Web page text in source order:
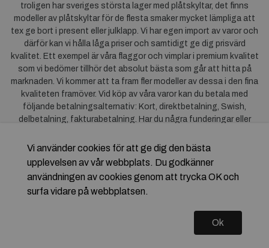
troligen har sveriges största lager med plåtskyltar, det finns
modeller av plåtskyltar för de flesta smaker mycket lämpliga att
tex ge bort i present eller julklapp. Vi har egen import av varor och
därför kan vi hålla låga priser och samtidigt ge dig prisvärd
kvalitet. Ett exempel är våra flaggor och vimplar i premium kvalitet
som vi bedömer tillhör det absolut bästa som går att hitta på
marknaden. Vi kommer att ta fram fler modeller av dessa i den fina
kvaliteten framöver. Vid köp av våra varor kan du betala med
följande betalningsalternativ: Kort, direktbetalning, Swish,
delbetalning, fakturabetalning. Har du några funderingar eller
dig till oss. För frågor kring Klarna kan duklicka här
Vi använder cookies för att ge dig den bästa
upplevelsen av vår webbplats. Du godkänner
användningen av cookies genom att trycka OK och
surfa vidare på webbplatsen.
Ok